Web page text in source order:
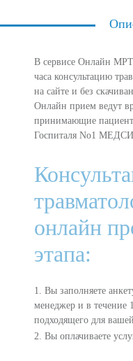
В сервисе Онлайн МРТ
часа консультацию
на сайте и без
Онлайн прием ведут
принимающие
Госпиталя No1
онлайн
этапа:
1. Вы заполняете
менеджер и в течение
подходящего для
2. Вы оплачиваете